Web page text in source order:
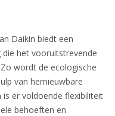
Daikin biedt een
het vooruitstrevende
wordt de ecologische
van hernieuwbare
er voldoende flexibiliteit
behoeften en